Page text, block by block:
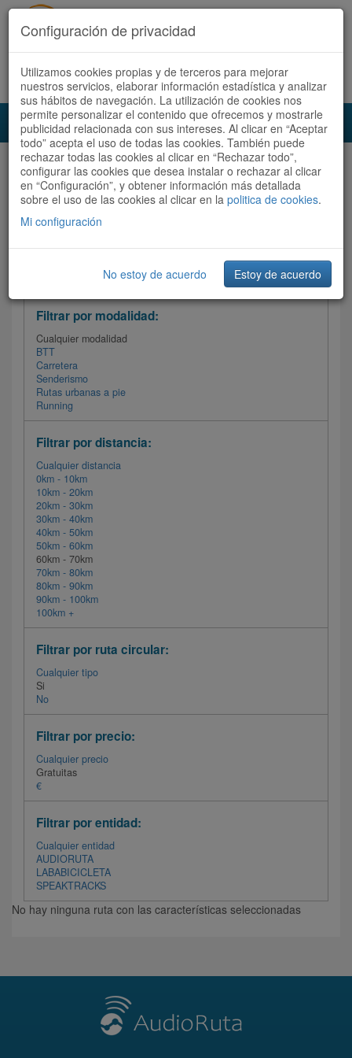
Acceder Registrate ahora Español | Català
Audioruta Todas las rutas
Todas las rutas
Ordenar por: Más recientes /
Filtrar las rutas
Filtrar por modalidad:
Cualquier modalidad
BTT
Carretera
Senderismo
Rutas urbanas a pie
Running
Filtrar por distancia:
Cualquier distancia
0km - 10km
10km - 20km
20km - 30km
30km - 40km
40km - 50km
50km - 60km
60km - 70km
70km - 80km
80km - 90km
90km - 100km
100km +
Filtrar por ruta circular:
Cualquier tipo
Si
No
Filtrar por precio:
Cualquier precio
Gratuitas
€
Filtrar por entidad:
Cualquier entidad
AUDIORUTA
LABABICICLETA
SPEAKTRACKS
No hay ninguna ruta con las características seleccionadas
Configuración de privacidad
Utilizamos cookies propias y de terceros para mejorar
nuestros servicios, elaborar información estadística y analizar
sus hábitos de navegación. La utilización de cookies nos
permite personalizar el contenido que ofrecemos y mostrarle
publicidad relacionada con sus intereses. Al clicar en “Aceptar
todo” acepta el uso de todas las cookies. También puede
rechazar todas las cookies al clicar en “Rechazar todo”,
configurar las cookies que desea instalar o rechazar al clicar
en “Configuración”, y obtener información más detallada
sobre el uso de las cookies al clicar en la politica de cookies.
Mi configuración
No estoy de acuerdo Estoy de acuerdo